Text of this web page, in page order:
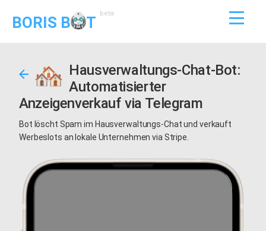
BORIS B T
beta
Hausverwaltungs-Chat-Bot:
Automatisierter
Anzeigenverkauf via Telegram
Bot löscht Spam im Hausverwaltungs-Chat und verkauft
Werbeslots an lokale Unternehmen via Stripe.